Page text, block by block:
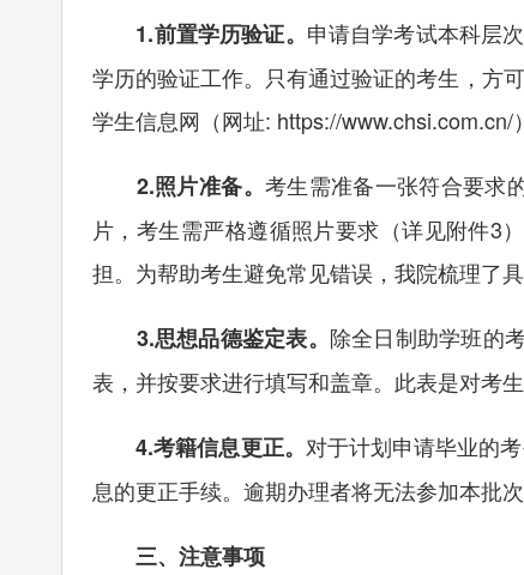
1.前置学历验证。 申请自学考试本科层
学历的验证工作。只有通过验证的考生，方
学生信息网（网址: https://www.chsi.com.cn/
2.照片准备。 考生需准备一张符合要求
片，考生需严格遵循照片要求（详见附件3
担。为帮助考生避免常见错误，我院梳理了
3.思想品德鉴定表。 除全日制助学班的
表，并按要求进行填写和盖章。此表是对考
4.考籍信息更正。 对于计划申请毕业的
息的更正手续。逾期办理者将无法参加本批
三、注意事项